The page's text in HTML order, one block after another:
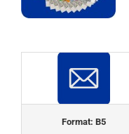
Format: B5